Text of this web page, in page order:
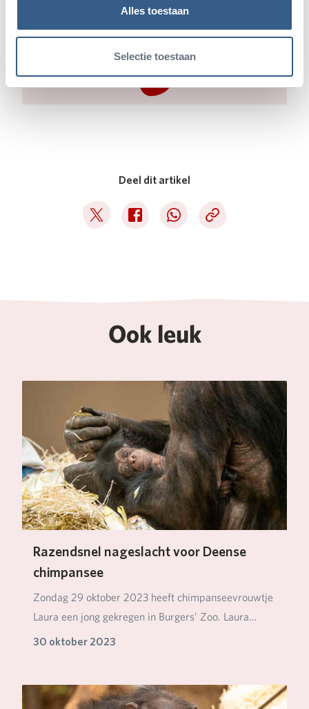
Alles toestaan
Selectie toestaan
Lees meer over:
Chimpansee
Deel dit artikel
Deel op TwitterDeel op Facebook
Deel op WhatsApp
Kopieer link
Ook leuk
Razendsnel nageslacht voor Deense
chimpansee
Zondag 29 oktober 2023 heeft chimpanseevrouwtje
Laura een jong gekregen in Burgers’ Zoo. Laura
kwam…
30 oktober 2023